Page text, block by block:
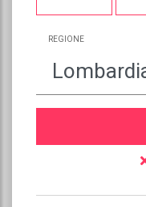
REGIONE